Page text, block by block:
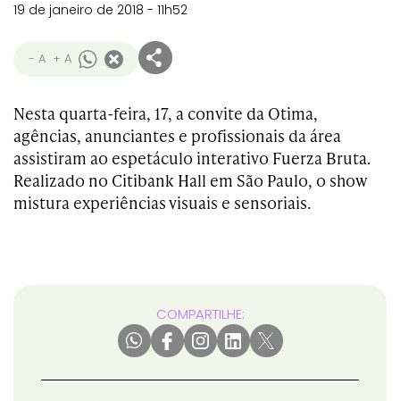
19 de janeiro de 2018 - 11h52
- A + A
Nesta quarta-feira, 17, a convite da Otima,
agências, anunciantes e profissionais da área
assistiram ao espetáculo interativo Fuerza Bruta.
Realizado no Citibank Hall em São Paulo, o show
mistura experiências visuais e sensoriais.
COMPARTILHE: